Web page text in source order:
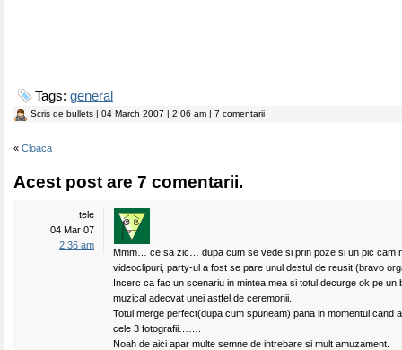
Tags: general
Scris de bullets | 04 March 2007 | 2:06 am | 7 comentarii
« Cloaca
Acest post are 7 comentarii.
tele
04 Mar 07
2:36 am
Mmm… ce sa zic… dupa cum se vede si prin poze si un pic cam
videoclipuri, party-ul a fost se pare unul destul de reusit!(bravo
Incerc ca fac un scenariu in mintea mea si totul decurge ok pe un
muzical adecvat unei astfel de ceremonii.
Totul merge perfect(dupa cum spuneam) pana in momentul cand
cele 3 fotografii…….
Noah de aici apar multe semne de intrebare si mult amuzament.